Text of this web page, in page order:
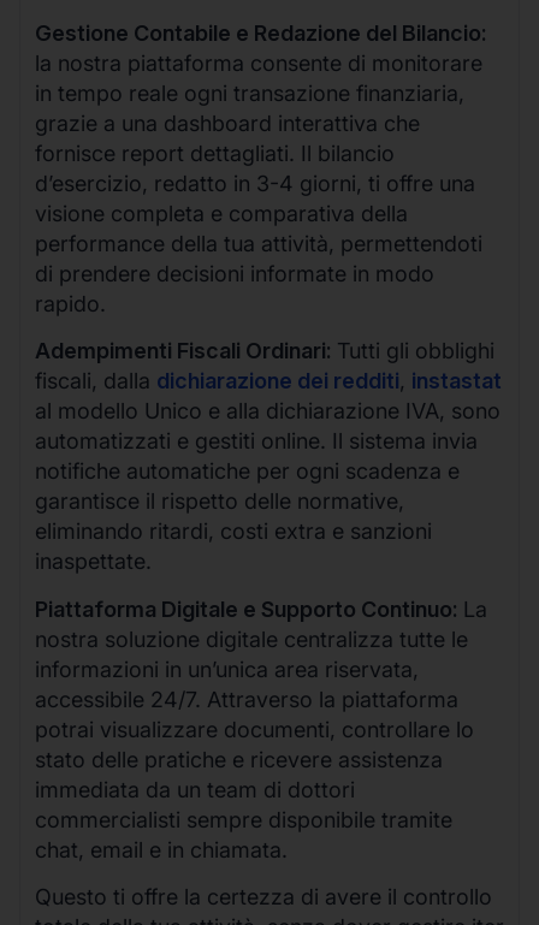
Gestione Contabile e Redazione del Bilancio:
la nostra piattaforma consente di monitorare
in tempo reale ogni transazione finanziaria,
grazie a una dashboard interattiva che
fornisce report dettagliati. Il bilancio
d’esercizio, redatto in 3-4 giorni, ti offre una
visione completa e comparativa della
performance della tua attività, permettendoti
di prendere decisioni informate in modo
rapido.
Adempimenti Fiscali Ordinari: Tutti gli obblighi
fiscali, dalla dichiarazione dei redditi, instastat
al modello Unico e alla dichiarazione IVA, sono
automatizzati e gestiti online. Il sistema invia
notifiche automatiche per ogni scadenza e
garantisce il rispetto delle normative,
eliminando ritardi, costi extra e sanzioni
inaspettate.
Piattaforma Digitale e Supporto Continuo: La
nostra soluzione digitale centralizza tutte le
informazioni in un’unica area riservata,
accessibile 24/7. Attraverso la piattaforma
potrai visualizzare documenti, controllare lo
stato delle pratiche e ricevere assistenza
immediata da un team di dottori
commercialisti sempre disponibile tramite
chat, email e in chiamata.
Questo ti offre la certezza di avere il controllo